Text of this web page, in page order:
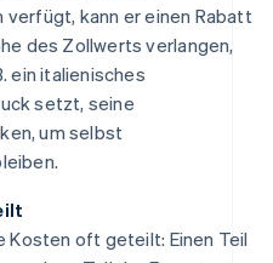
verfügt, kann er einen Rabatt
des Zollwerts verlangen,
ein italienisches
setzt, seine
um selbst
Kosten oft geteilt: Einen Teil